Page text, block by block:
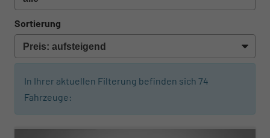
Sortierung
In Ihrer aktuellen Filterung befinden sich 74
Fahrzeuge:
ab 280,– € mtl.